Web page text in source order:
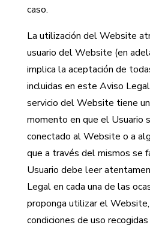
caso.
La utilización del Website
usuario del Website (en
implica la aceptación de
incluidas en este Aviso
servicio del Website tiene
momento en que el Usuario
conectado al Website o a
que a través del mismos se
Usuario debe leer
Legal en cada una de las
proponga utilizar el
condiciones de uso